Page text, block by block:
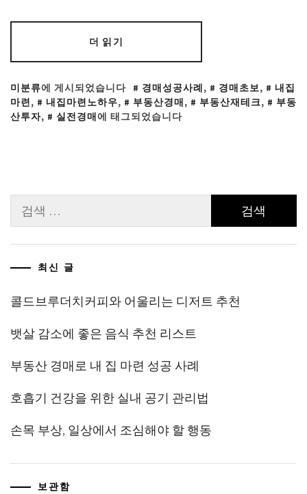
더 읽기
미분류에 게시되었습니다 경매성공사례, 경매초보,
내집
마련, 내집마련노하우, 부동산경매, 부동산재테크,
부동
산투자, 실전경매에 태그되었습니다
색:
최신 글
콜드브루더치커피와 어울리는 디저트 추천
뱃살 감소에 좋은 음식 추천 리스트
부동산 경매로 내 집 마련 성공 사례
호흡기 건강을 위한 실내 공기 관리법
손목 부상, 일상에서 조심해야 할 행동
보관함